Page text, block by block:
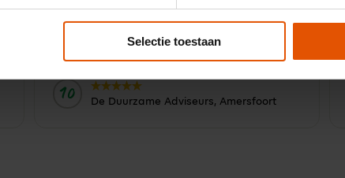
Selectie toestaan
Met de persoonlijke en snelle service zorgt
LeaseLinq voor passende adviezen. Dat
scheelt ons veel tijd en daarmee ook
geld."
10 Door:
De Duurzame Adviseurs, Amersfoort